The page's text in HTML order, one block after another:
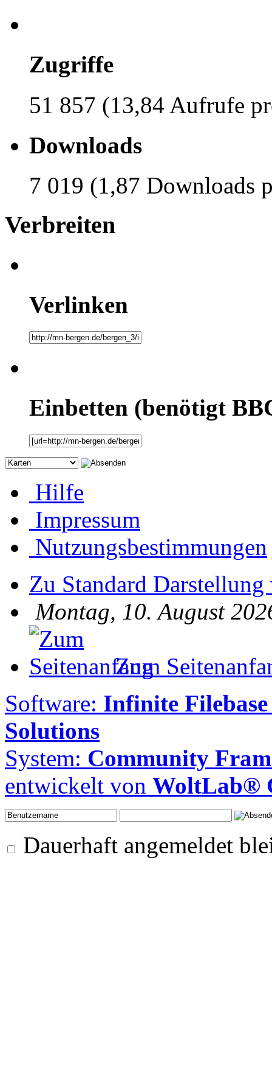
Zugriffe
51 857 (13,84 Aufrufe
Downloads
7 019 (1,87 Downloads
Verbreiten
Verlinken
Einbetten (benötigt
Hilfe
Impressum
Nutzungsbestimmungen
Zu Standard Darstellung
Montag, 10. August
Zum
Software: Infinite Filebase
Solutions
System: Community
entwickelt von WoltLab®
Dauerhaft angemeldet